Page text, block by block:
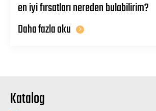
en iyi fırsatları nereden bulabilirim?
Daha fazla oku
Katalog